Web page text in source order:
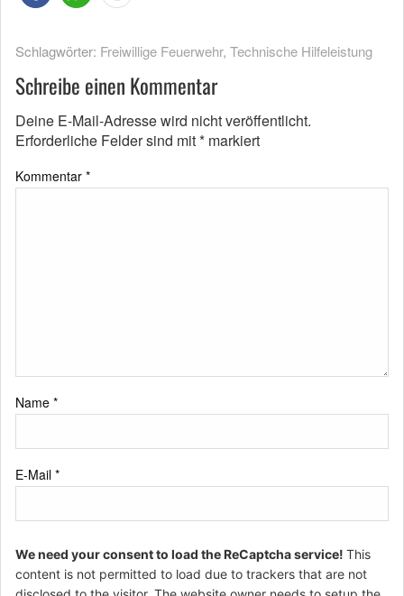
Schlagwörter: Freiwillige Feuerwehr, Technische Hilfeleistung
Schreibe einen Kommentar
Deine E-Mail-Adresse wird nicht veröffentlicht.
Erforderliche Felder sind mit* markiert
Kommentar *
Name *
E-Mail *
We need your consent to load the ReCaptcha service! This
content is not permitted to load due to trackers that are not